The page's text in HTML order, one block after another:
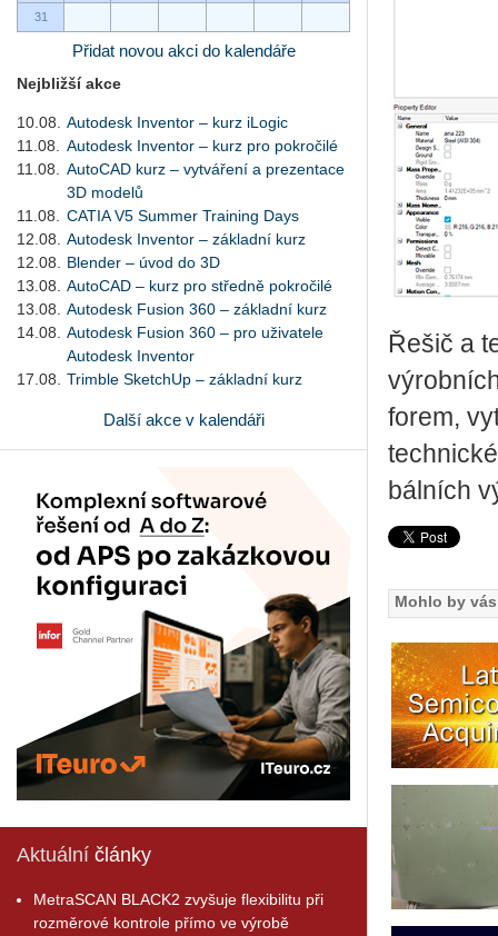
31
Přidat novou akci do kalendáře
Nejbližší akce
10.08.
Autodesk Inventor – kurz iLogic
11.08.
Autodesk Inventor – kurz pro pokročilé
11.08.
AutoCAD kurz – vytváření a prezentace
3D modelů
11.08.
CATIA V5 Summer Training Days
12.08.
Autodesk Inventor – základní kurz
12.08.
Blender – úvod do 3D
13.08.
AutoCAD – kurz pro středně pokročilé
13.08.
Autodesk Fusion 360 – základní kurz
14.08.
Autodesk Fusion 360 – pro uživatele
Autodesk Inventor
17.08.
Trimble SketchUp – základní kurz
Další akce v kalendáři
Aktuální články
MetraSCAN BLACK2 zvyšuje flexibilitu při
rozměrové kontrole přímo ve výrobě
Řešič a
forem,
bál­ních
Mohlo by